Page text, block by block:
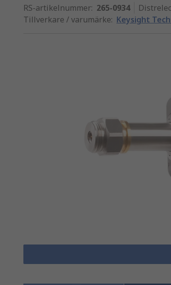
RS-artikelnummer: 265-0934
Tillverkare / varumärke: Keysight